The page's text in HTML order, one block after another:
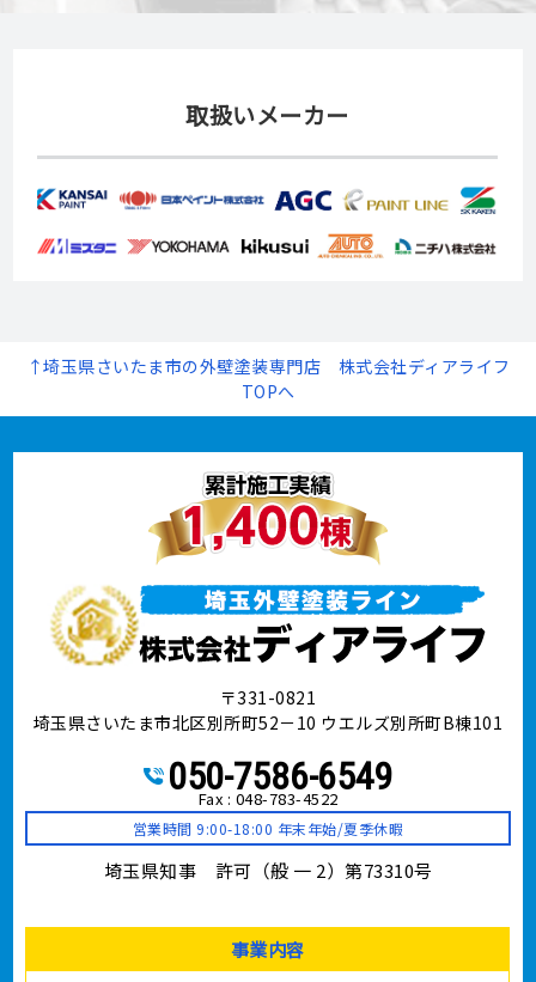
取扱いメーカー
↑埼玉県さいたま市の外壁塗装専門店 株式会社ディアライフ
TOPへ
〒331-0821
埼玉県さいたま市北区別所町52－10 ウエルズ別所町B棟101
050-7586-6549
Fax : 048-783-4522
営業時間 9:00-18:00 年末年始/夏季休暇
埼玉県知事 許可（般 一 2）第73310号
事業内容